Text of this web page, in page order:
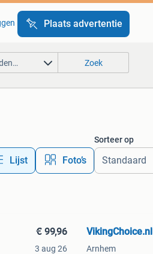
Plaats advertentie
Zoek
Lijst Foto’s
Sorteer op
€ 99,96
3 aug 26
VikingChoice.nl
Arnhem